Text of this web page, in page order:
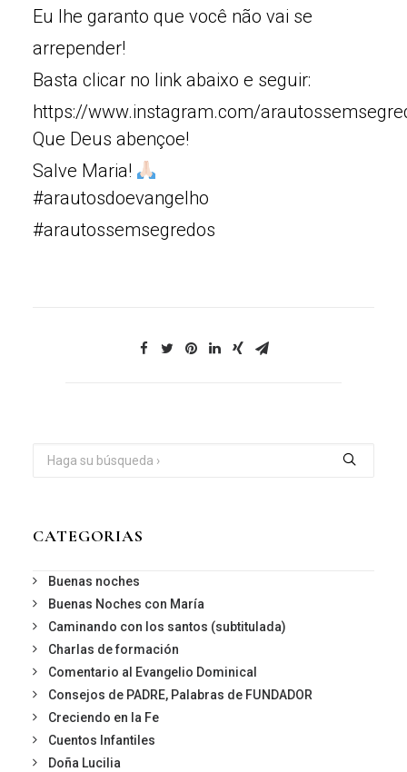
Eu lhe garanto que você não vai se
arrepender!
Basta clicar no link abaixo e seguir:
https://www.instagram.com/
Que Deus abençoe!
Salve Maria!
#arautosdoevangelho
#arautossemsegredos
CATEGORIAS
Buenas noches
Buenas Noches con María
Caminando con los santos (subtitulada)
Charlas de formación
Comentario al Evangelio Dominical
Consejos de PADRE, Palabras de FUNDADOR
Creciendo en la Fe
Cuentos Infantiles
Doña Lucilia